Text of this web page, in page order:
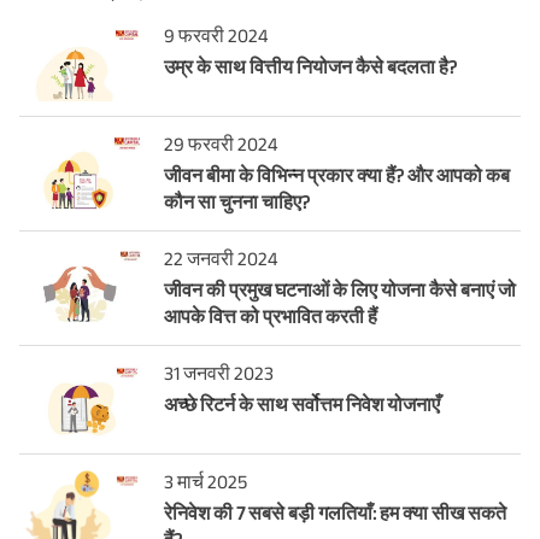
9 फरवरी 2024
उम्र के साथ वित्तीय नियोजन कैसे बदलता है?
29 फरवरी 2024
जीवन बीमा के विभिन्न प्रकार क्या हैं? और आपको कब
कौन सा चुनना चाहिए?
22 जनवरी 2024
जीवन की प्रमुख घटनाओं के लिए योजना कैसे बनाएं जो
आपके वित्त को प्रभावित करती हैं
31 जनवरी 2023
अच्छे रिटर्न के साथ सर्वोत्तम निवेश योजनाएँ
3 मार्च 2025
रेनिवेश की 7 सबसे बड़ी गलतियाँ: हम क्या सीख सकते